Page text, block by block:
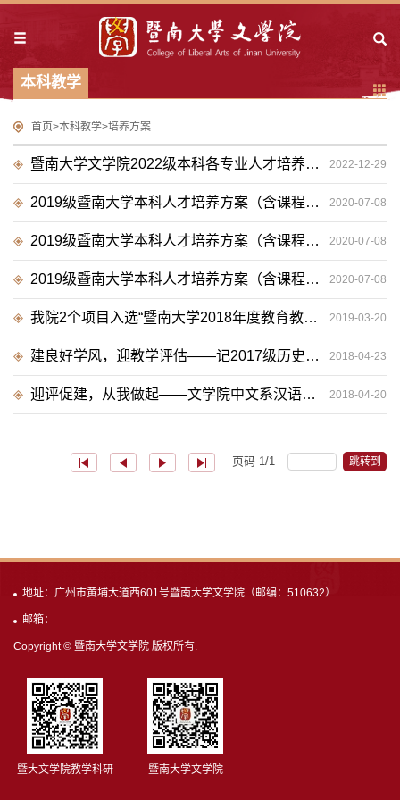
本科教学
首页>本科教学>培养方案
暨南大学文学院2022级本科各专业人才培养方案 2022-12-29
2019级暨南大学本科人才培养方案（含课程设置）:汉语言文学(内招) 2020-07-08
2019级暨南大学本科人才培养方案（含课程设置）：汉语言文学专:（外招） 2020-07-08
2019级暨南大学本科人才培养方案（含课程设置）：历史学（内外招） 2020-07-08
我院2个项目入选“暨南大学2018年度教育教学成果奖培育项目” 2019-03-20
建良好学风，迎教学评估——记2017级历史班迎接教学评估工作主题班会 2018-04-23
迎评促建，从我做起——文学院中文系汉语言文学2016级基地1、2班班会 2018-04-20
页码 1/1 跳转到
地址：广州市黄埔大道西601号暨南大学文学院（邮编：510632）
邮箱：
Copyright © 暨南大学文学院 版权所有.
暨大文学院教学科研 暨南大学文学院